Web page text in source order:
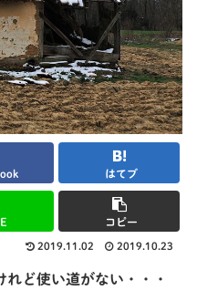
はてブ
コピー
2019.11.02 2019.10.23
ど使い道がない・・・